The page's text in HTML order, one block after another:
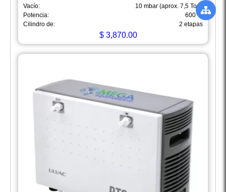
Vacío:
10 mbar (aprox. 7,5 Torr)
Potencia:
600 W
Cilindro de:
2 etapas
$3,870.00